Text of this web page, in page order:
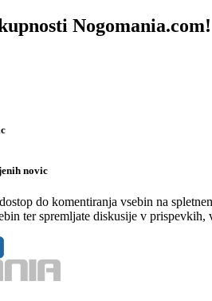
Nogomania.com!
novic
do komentiranja vsebin na
ter spremljate diskusije v